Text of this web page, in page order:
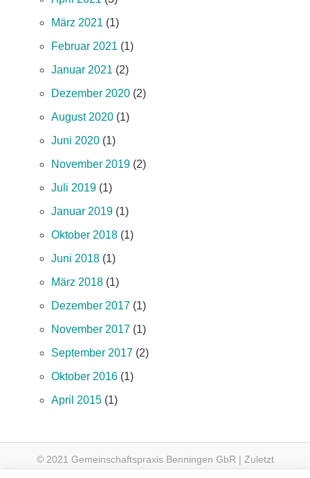
März 2021 (1)
Februar 2021 (1)
Januar 2021 (2)
Dezember 2020 (2)
August 2020 (1)
Juni 2020 (1)
November 2019 (2)
Juli 2019 (1)
Januar 2019 (1)
Oktober 2018 (1)
Juni 2018 (1)
März 2018 (1)
Dezember 2017 (1)
November 2017 (1)
September 2017 (2)
Oktober 2016 (1)
April 2015 (1)
© 2021 Gemeinschaftspraxis Benningen GbR | Zuletzt